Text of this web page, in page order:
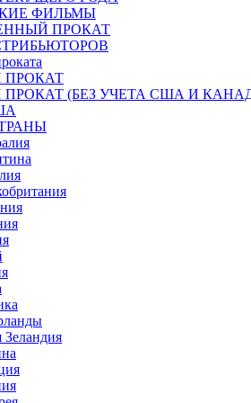
ФИЛЬМЫ
ПРОКАТ
(БЕЗ УЧЕТА США И
Зеландия